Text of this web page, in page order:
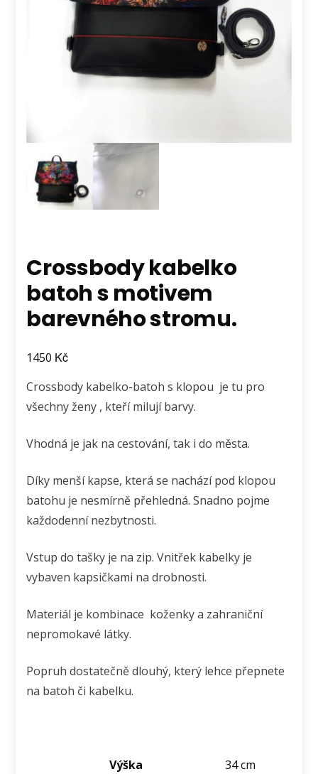
Crossbody kabelko
batoh s motivem
barevného stromu.
1450 Kč
Crossbody kabelko-batoh s klopou je tu pro
všechny ženy , kteří milují barvy.
Vhodná je jak na cestování, tak i do města.
Díky menší kapse, která se nachází pod klopou
batohu je nesmírně přehledná. Snadno pojme
každodenní nezbytnosti.
Vstup do tašky je na zip. Vnitřek kabelky je
vybaven kapsičkami na drobnosti.
Materiál je kombinace koženky a zahraniční
nepromokavé látky.
Popruh dostatečně dlouhý, který lehce přepnete
na batoh či kabelku.
Výška
34 cm